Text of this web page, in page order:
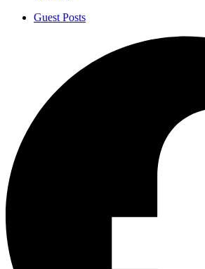
Guest Posts